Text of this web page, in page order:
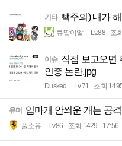
기타 빽주의) 내가
큐땁이알 Lv.88 조
이슈 직접 보고오면
인종 논란.jpg
Dusked Lv.71 조회
유머 입마개 안씌운 개는 공
풀소유 Lv.86 조회 1429 17:56